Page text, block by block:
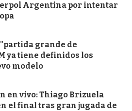
Argentina por intentar
grande de
ya tiene definidos los
modelo
en vivo: Thiago Brizuela
el final tras gran jugada de